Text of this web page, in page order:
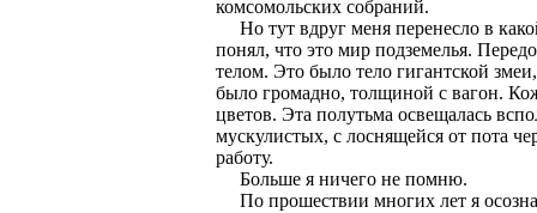
комсомольских собраний.
Но тут вдруг меня перенесло в
понял, что это мир подземелья.
телом. Это было тело гигантской
было громадно, толщиной с вагон.
цветов. Эта полутьма освещалась
мускулистых, с лоснящейся от пота
работу.
Больше я ничего не помню.
По прошествии многих лет я